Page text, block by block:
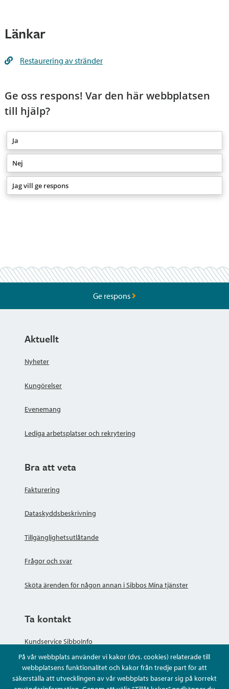
tillståndsmyndighet.
Länkar
Restaurering av stränder
Ge oss respons! Var den här webbplatsen
till hjälp?
Ja
Nej
Jag vill ge respons
På vår webbplats använder vi kakor (dvs. cookies) relaterade till
webbplatsens funktionalitet och kakor från tredje part för att
säkerställa att utvecklingen av vår webbplats baserar sig på korrekt
Ge respons
Aktuellt
Nyheter
Kungörelser
Evenemang
Lediga arbetsplatser och rekrytering
Bra att veta
Fakturering
Dataskyddsbeskrivning
Tillgänglighetsutlåtande
Frågor och svar
Sköta ärenden för någon annan i Sibbos Mina tjänster
Ta kontakt
Kundservice SibboInfo
Ge anonym respons